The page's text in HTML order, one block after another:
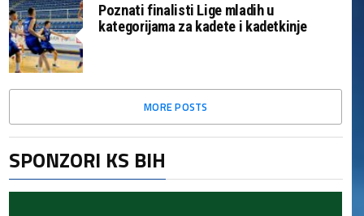
Poznati finalisti Lige mladih u
kategorijama za kadete i kadetkinje
MORE POSTS
SPONZORI KS BIH